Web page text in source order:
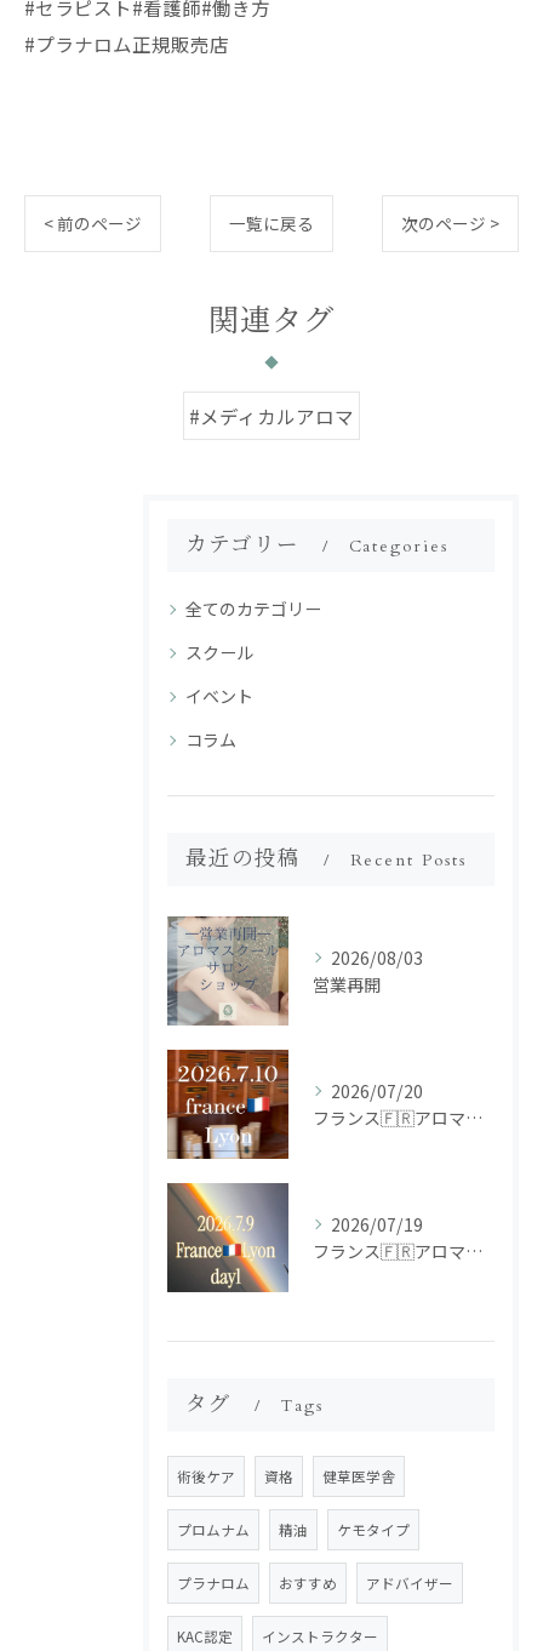
#セラピスト#看護師#働き方
#プラナロム正規販売店
< 前のページ 一覧に戻る 次のページ >
関連タグ
#メディカルアロマ
カテゴリー Categories
全てのカテゴリー
スクール
イベント
コラム
最近の投稿 Recent Posts
2026/08/03
営業再開
2026/07/20
フランス🇫🇷アロマ研修ツアー𝗱𝗮𝘆𝟮
2026/07/19
フランス🇫🇷アロマ研修ツアー𝗱𝗮𝘆𝟭
タグ Tags
術後ケア 資格 健草医学舎
プロムナム 精油 ケモタイプ
プラナロム おすすめ アドバイザー
KAC認定 インストラクター